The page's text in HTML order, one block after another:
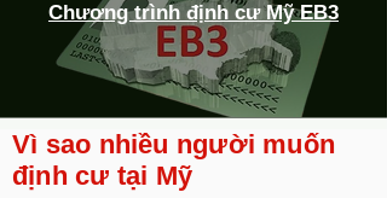
Chương trình định cư Mỹ EB3
Vì sao nhiều người muốn
định cư tại Mỹ